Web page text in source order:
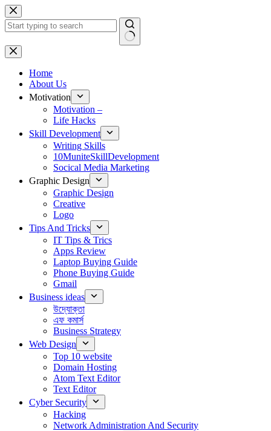
Skip
to
content
No
results
Home
About Us
Motivation
Motivation –
Life Hacks
Skill Development
Writing Skills
10MuniteSkillDevelopment
Socical Media Marketing
Graphic Design
Graphic Design
Creative
Logo
Tips And Tricks
IT Tips & Trics
Apps Review
Laptop Buying Guide
Phone Buying Guide
Gmail
Business ideas
উদ্যোক্তা
এফ কমার্স
Business Strategy
Web Design
Top 10 website
Domain Hosting
Atom Text Editor
Text Editor
Cyber Security
Hacking
Network Administration And Security